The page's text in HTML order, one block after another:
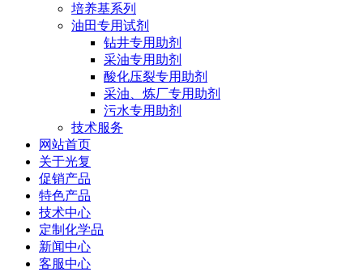
培养基系列
油田专用试剂
钻井专用助剂
采油专用助剂
酸化压裂专用助剂
采油、炼厂专用助剂
污水专用助剂
技术服务
网站首页
关于光复
促销产品
特色产品
技术中心
定制化学品
新闻中心
客服中心